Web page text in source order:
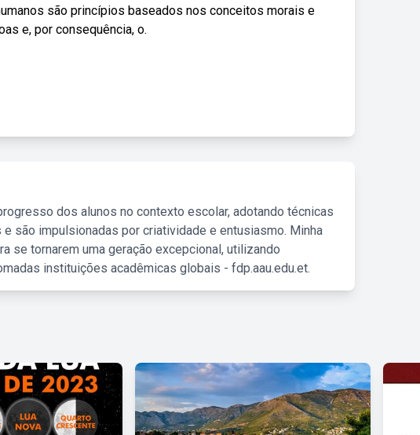
são princípios baseados nos conceitos morais e
e, por consequência, o.
dos alunos no contexto escolar, adotando técnicas
são impulsionadas por criatividade e entusiasmo. Minha
se tornarem uma geração excepcional, utilizando
instituições acadêmicas globais - fdp.aau.edu.et.